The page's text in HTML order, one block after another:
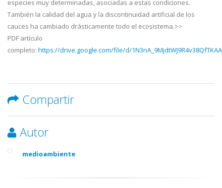
especies muy determinadas, asociadas a estas condiciones.
También la calidad del agua y la discontinuidad artificial de los
cauces ha cambiado drásticamente todo el ecosistema.>>
PDF artículo
completo: https://drive.google.com/file/d/
Compartir
Autor
medioambiente